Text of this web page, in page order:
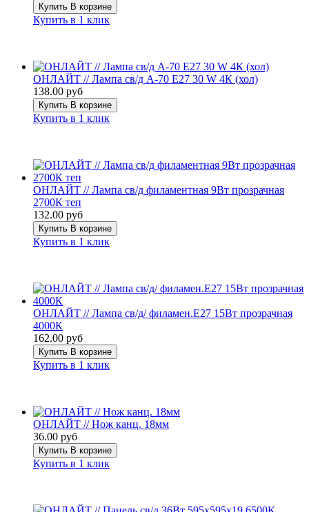
Купить В корзине
Купить в 1 клик
ОНЛАЙТ // Лампа св/д А-70 Е27 30 W 4К (хол)
138.00 руб
Купить В корзине
Купить в 1 клик
ОНЛАЙТ // Лампа св/д филаментная 9Вт прозрачная
2700К теп
132.00 руб
Купить В корзине
Купить в 1 клик
ОНЛАЙТ // Лампа св/д/ филамен.E27 15Вт прозрачная
4000К
162.00 руб
Купить В корзине
Купить в 1 клик
ОНЛАЙТ // Нож канц. 18мм
36.00 руб
Купить В корзине
Купить в 1 клик